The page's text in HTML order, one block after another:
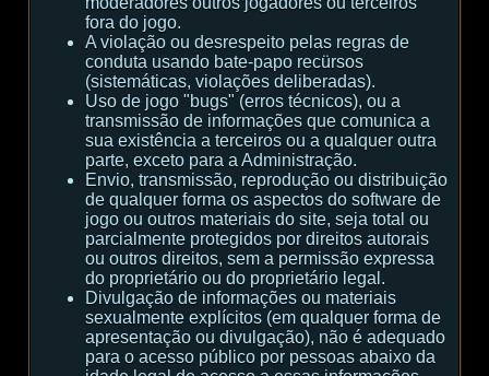
fora do jogo.
A violação ou desrespeito pelas regras de
conduta usando bate-papo recürsos
(sistemáticas, violações deliberadas).
Uso de jogo "bugs" (erros técnicos), ou a
transmissão de informações que comunica a
sua existência a terceiros ou a qualquer outra
parte, exceto para a Administração.
Envio, transmissão, reprodução ou distribuição
de qualquer forma os aspectos do software de
jogo ou outros materiais do site, seja total ou
parcialmente protegidos por direitos autorais
ou outros direitos, sem a permissão expressa
do proprietário ou do proprietário legal.
Divulgação de informações ou materiais
sexualmente explícitos (em qualquer forma de
apresentação ou divulgação), não é adequado
para o acesso público por pessoas abaixo da